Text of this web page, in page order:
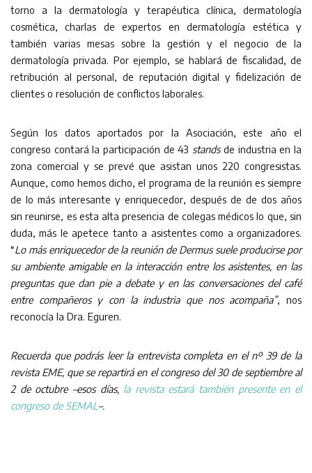
torno a la dermatología y terapéutica clínica, dermatología
cosmética, charlas de expertos en dermatología estética y
también varias mesas sobre la gestión y el negocio de la
dermatología privada. Por ejemplo, se hablará de fiscalidad, de
retribución al personal, de reputación digital y fidelización de
clientes o resolución de conflictos laborales.
Según los datos aportados por la Asociación, este año el
congreso contará la participación de 43 standsde industria en la
zona comercial y se prevé que asistan unos 220 congresistas.
Aunque, como hemos dicho, el programa de la reunión es siempre
de lo más interesante y enriquecedor, después de de dos años
sin reunirse, es esta alta presencia de colegas médicos lo que, sin
duda, más le apetece tanto a asistentes como a organizadores.
“Lo más enriquecedor de la reunión de Dermus suele producirse por
su ambiente amigable en la interacción entre los asistentes, en las
preguntas que dan pie a debate y en las conversaciones del café
entre compañeros y con la industria que nos acompaña”, nos
reconocía la Dra. Eguren.
Recuerda que podrás leer la entrevista completa en el nº 39 de la
revista EME, que se repartirá en el congreso del 30 de septiembre al
2 de octubre –esos días, la revista estará también presente en el
congreso de SEMAL –.